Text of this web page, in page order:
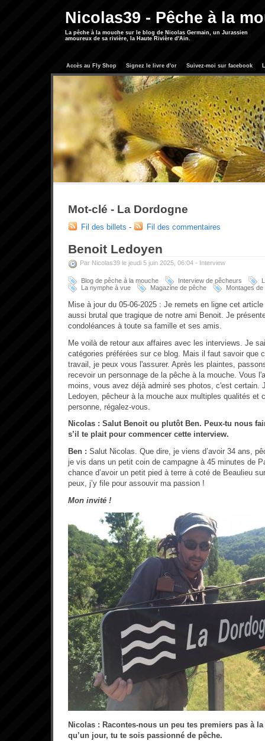
Nicolas39 - Pêche à la
La pêche à la mouche sur le blog de Nicolas Germain, un Jurassien
amoureux de sa rivière, la Haute Rivière d'Ain.
Accès au Fly Shop Signez le livre d'or Suivez-moi sur facebook
Mot-clé - La Dordogne
Fil des billets - Fil des commentaires
Benoit Ledoyen
Par Nicolas39 le jeudi 5 juin 2025, 06:04 - Interview
Blog de pêche à la mouche Interview de pêcheurs
La nymphe à vue
Magazine de pêche Montages
Mise à jour du 05-06-2025 : Je remets en ligne cet
aussi brutal que tragique de notre ami Benoit. Je
condoléances à toute sa famille et ses amis.
Me voilà de retour aux affaires avec les interviews. Je
catégories préférées sur ce blog. Mais il faut savoir que
travail, je peux vous l'assurer. Après les plaintes,
recevoir un personnage de la pêche à la mouche. Vous
moins, vous avez déjà admiré ses photos, c'est certain.
Ledoyen, pêcheur à la mouche aux multiples qualités et
personne, régalez-vous.
Nicolas : Salut Benoit ou plutôt Ben. Peux-tu nous
s’il te plait pour commencer cette interview.
Ben : Salut Nicolas. Que dire, je viens d’avoir 34 ans,
je vis dans un petit coin de campagne à 45 minutes de
chance d’avoir un petit pied à terre à coté de Beaulieu
peux, j’y file pour assouvir ma passion !
Mon invité !
Nicolas : Racontes-nous un peu tes premiers pas à
qu’un jour, tu te sois passionné de pêche.